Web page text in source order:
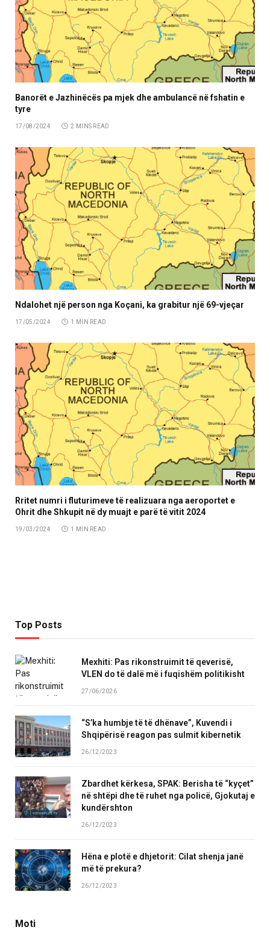
Banorët e Jazhinëcës pa mjek dhe ambulancë në fshatin e
tyre
17/08/2024 2 MINS READ
Ndalohet një person nga Koçani, ka grabitur një 69-vjeçar
17/05/2024 1 MIN READ
Rritet numri i fluturimeve të realizuara nga aeroportet e
Ohrit dhe Shkupit në dy muajt e parë të vitit 2024
19/03/2024 1 MIN READ
Top Posts
Mexhiti: Pas rikonstruimit të qeverisë,
VLEN do të dalë më i fuqishëm politikisht
27/06/2026
“S’ka humbje të të dhënave”, Kuvendi i
Shqipërisë reagon pas sulmit kibernetik
26/12/2023
Zbardhet kërkesa, SPAK: Berisha të “kyçet”
në shtëpi dhe të ruhet nga policë, Gjokutaj e
kundërshton
26/12/2023
Hëna e plotë e dhjetorit: Cilat shenja janë
më të prekura?
26/12/2023
Moti